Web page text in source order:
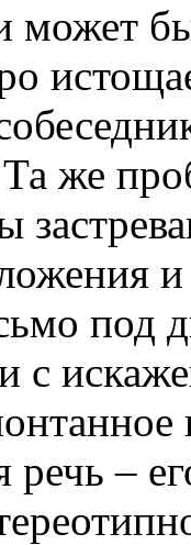
может
же
под
с
речь –